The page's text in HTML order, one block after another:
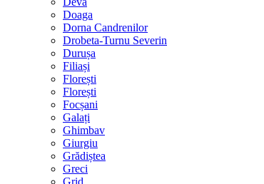
Doaga
Dorna Candrenilor
Drobeta-Turnu Severin
Durușa
Filiași
Florești
Florești
Focșani
Galați
Ghimbav
Giurgiu
Grădiștea
Greci
Grid